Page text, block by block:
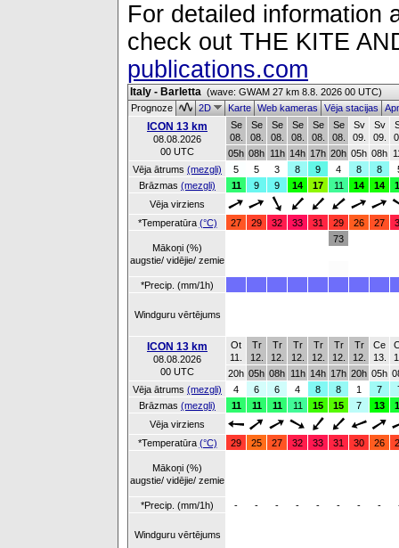
For detailed information
check out THE KITE
publications.com
Italy - Barletta (wave: GWAM 27 km 8.8. 2026 00 UTC)
Prognoze
2D KarteWeb kamerasVēja stacijas
ICON 13 km
08.08.2026
00 UTC
Se
08.
Se
08.
Se
08.
Se
08.
Se
08.
Se
08.
Sv
09.
Sv
09.
05h 08h 11h 14h 17h 20h 05h 08h
Vēja ātrums (mezgli) 5 5 3 8 9 4 8 8
Brāzmas (mezgli) 11 9 9 14 17 11 14 14
Vēja virziens
*Temperatūra (°C) 27 29 32 33 31 29 26 27
Mākoņi (%)
augstie/ vidējie/ zemie
73
*Precip. (mm/1h)
Windguru vērtējums
ICON 13 km
08.08.2026
00 UTC
Ot
11.
Tr
12.
Tr
12.
Tr
12.
Tr
12.
Tr
12.
Tr
12.
Ce
13.
20h 05h 08h 11h 14h 17h 20h 05h
Vēja ātrums (mezgli) 4 6 6 4 8 8 1 7
Brāzmas (mezgli) 11 11 11 11 15 15 7 13
Vēja virziens
*Temperatūra (°C) 29 25 27 32 33 31 30 26
Mākoņi (%)
augstie/ vidējie/ zemie
*Precip. (mm/1h) - - - - - - - -
Windguru vērtējums